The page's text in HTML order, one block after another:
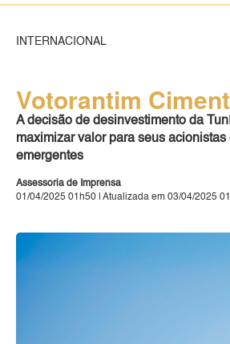
INTERNACIONAL
Votorantim
A decisão de desinvestimento da
maximizar valor para seus
emergentes
Assessoria de Imprensa
01/04/2025 01h50 | Atualizada em 03/04/2025